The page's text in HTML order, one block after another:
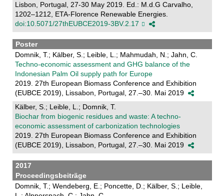
Lisbon, Portugal, 27-30 May 2019. Ed.: M.d.G Carvalho,
1202–1212, ETA-Florence Renewable Energies.
doi:10.5071/27thEUBCE2019-3BV.2.17
Poster
Domnik, T.; Kälber, S.; Leible, L.; Mahmudah, N.; Jahn, C.
Techno-economic assessment and GHG balance of the
Indonesian Palm Oil supply path for Europe
2019. 27th European Biomass Conference and Exhibition
(EUBCE 2019), Lissabon, Portugal, 27.–30. Mai 2019
Kälber, S.; Leible, L.; Domnik, T.
Biochar from biogenic residues and waste: A techno-
economic assessment of carbonization technologies
2019. 27th European Biomass Conference and Exhibition
(EUBCE 2019), Lissabon, Portugal, 27.–30. Mai 2019
2017
Proceedingsbeiträge
Domnik, T.; Wendeberg, E.; Poncette, D.; Kälber, S.; Leible,